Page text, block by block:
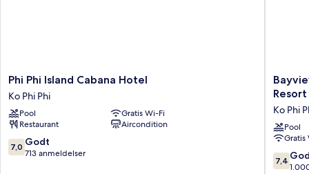
Phi
Phi
Island
Cabana
Hotel
Ko
Phi
Phi Phi Island Cabana Hotel
Ko Phi Phi
Pool
Gratis Wi-Fi
Restaurant
Aircondition
7.0
ud
7,0 Godt
713 anmeldelser
Bayview
Resort
Phi
Island
-
Beach
Front
Resort
Ko Phi
Pool
Gratis
7.4
ud
7,4